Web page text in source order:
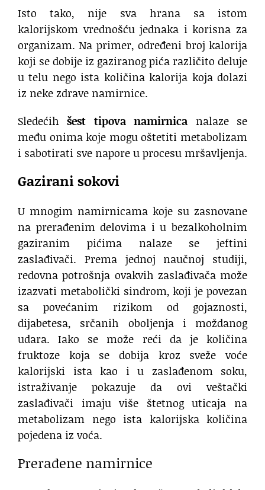
Isto tako, nije sva hrana sa istom
kalorijskom vrednošću jednaka i korisna za
organizam. Na primer, određeni broj kalorija
koji se dobije iz gaziranog pića različito deluje
u telu nego ista količina kalorija koja dolazi
iz neke zdrave namirnice.
Sledećihšest tipova namirnica nalaze se
među onima koje mogu oštetiti metabolizam
i sabotirati sve napore u procesu mršavljenja.
Gazirani sokovi
U mnogim namirnicama koje su zasnovane
na prerađenim delovima i u bezalkoholnim
gaziranim pićima nalaze se jeftini
zaslađivači. Prema jednoj naučnoj studiji,
redovna potrošnja ovakvih zaslađivača može
izazvati metabolički sindrom, koji je povezan
sa povećanim rizikom od gojaznosti,
dijabetesa, srčanih oboljenja i moždanog
udara. Iako se može reći da je količina
fruktoze koja se dobija kroz sveže voće
kalorijski ista kao i u zaslađenom soku,
istraživanje pokazuje da ovi veštački
zaslađivači imaju više štetnog uticaja na
metabolizam nego ista kalorijska količina
pojedena iz voća.
Prerađene namirnice